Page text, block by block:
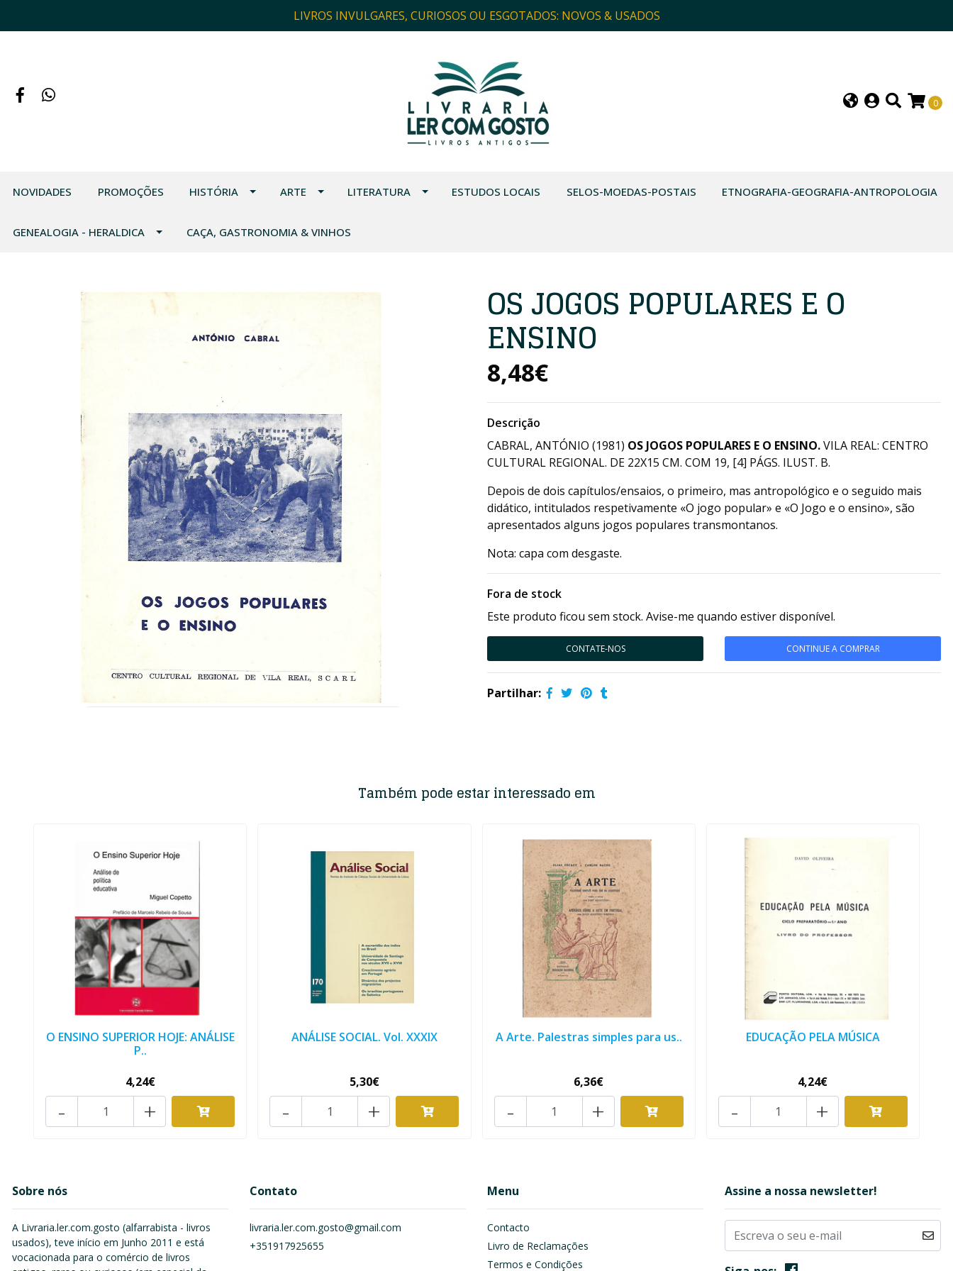
LIVROS INVULGARES, CURIOSOS OU ESGOTADOS: NOVOS & USADOS
0
NOVIDADES PROMOÇÕES HISTÓRIA ARTE LITERATURA ESTUDOS LOCAIS SELOS-MOEDAS-POSTAIS ETNOGRAFIA-GEOGRAFIA-ANTROPOLOGIA
GENEALOGIA - HERALDICA CAÇA, GASTRONOMIA & VINHOS
OS JOGOS POPULARES E O
ENSINO
8,48€
Descrição
CABRAL, ANTÓNIO (1981) OS JOGOS POPULARES E O ENSINO.VILA REAL: CENTRO
CULTURAL REGIONAL. DE 22X15 CM. COM 19, [4] PÁGS. ILUST. B.
Depois de dois capítulos/ensaios, o primeiro, mas antropológico e o seguido mais
didático, intitulados respetivamente «O jogo popular» e «O Jogo e o ensino», são
apresentados alguns jogos populares transmontanos.
Nota: capa com desgaste.
Fora de stock
Este produto ficou sem stock. Avise-me quando estiver disponível.
CONTATE-NOS CONTINUE A COMPRAR
Partilhar:
Também pode estar interessado em
O ENSINO SUPERIOR HOJE: ANÁLISE
P..
4,24€
+
-
ANÁLISE SOCIAL. Vol. XXXIX
5,30€
+
-
A Arte. Palestras simples para us..
6,36€
+
-
EDUCAÇÃO PELA MÚSICA
4,24€
+
-
Sobre nós
A Livraria.ler.com.gosto (alfarrabista - livros
usados), teve início em Junho 2011 e está
vocacionada para o comércio de livros
Contato
livraria.ler.com.gosto@gmail.com
+351917925655
Menu
Contacto
Livro de Reclamações
Termos e Condições
Assine a nossa newsletter!